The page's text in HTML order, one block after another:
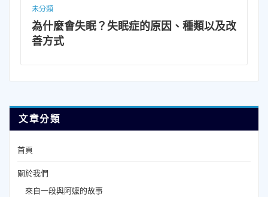
、種類以及改
壺鈴擺盪教學：燃脂增肌、鍛鍊
文章分類
首頁
關於我們
來自一段與阿嬤的故事